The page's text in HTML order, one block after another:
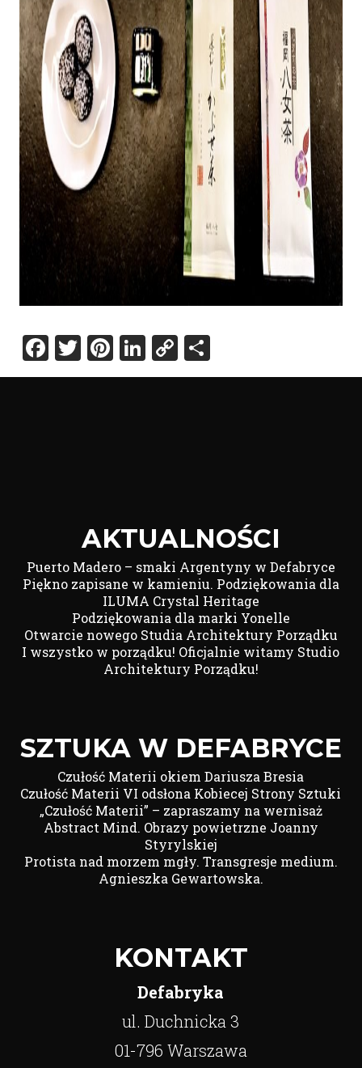
Facebook
Twitter
Pinterest
LinkedIn
Copy
Link
Share
AKTUALNOŚCI
Puerto Madero – smaki Argentyny w Defabryce
Piękno zapisane w kamieniu. Podziękowania dla
ILUMA Crystal Heritage
Podziękowania dla marki Yonelle
Otwarcie nowego Studia Architektury Porządku
I wszystko w porządku! Oficjalnie witamy Studio
Architektury Porządku!
SZTUKA W DEFABRYCE
Czułość Materii okiem Dariusza Bresia
Czułość Materii VI odsłona Kobiecej Strony Sztuki
„Czułość Materii” – zapraszamy na wernisaż
Abstract Mind. Obrazy powietrzne Joanny
Styrylskiej
Protista nad morzem mgły. Transgresje medium.
Agnieszka Gewartowska.
KONTAKT
Defabryka
ul. Duchnicka 3
01-796 Warszawa